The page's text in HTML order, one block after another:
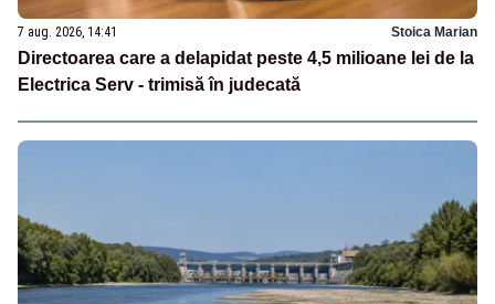
7 aug. 2026, 14:41 Stoica Marian
Directoarea care a delapidat peste 4,5 milioane lei de la
Electrica Serv - trimisă în judecată